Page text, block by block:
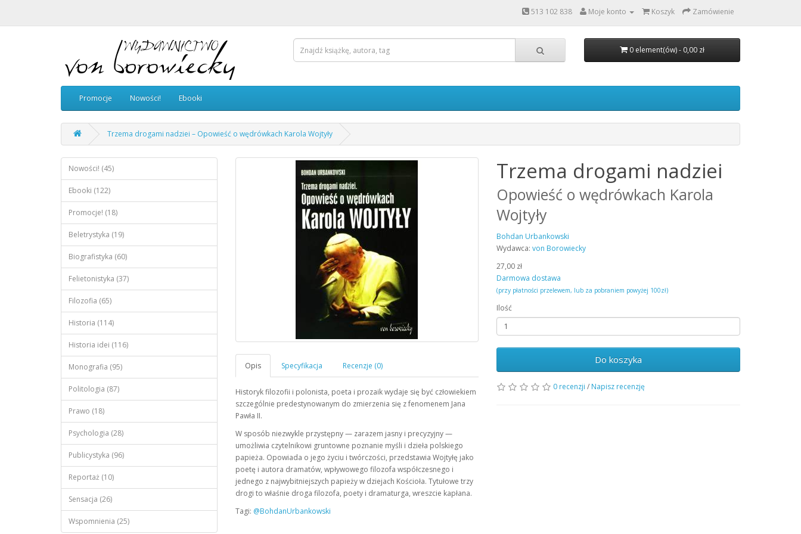
513 102 838 Moje konto Koszyk Zamówienie
0 element(ów) - 0,00 zł
Promocje Nowości! Ebooki
Trzema drogami nadziei – Opowieść o wędrówkach Karola Wojtyły
Nowości! (45)
Ebooki (122)
Promocje! (18)
Beletrystyka (19)
Biografistyka (60)
Felietonistyka (37)
Filozofia (65)
Historia (114)
Historia idei (116)
Monografia (95)
Politologia (87)
Prawo (18)
Psychologia (28)
Publicystyka (96)
Reportaż (10)
Sensacja (26)
Wspomnienia (25)
Historyk filozofii i polonista, poeta i prozaik wydaje się być człowiekiem
szczególnie predestynowanym do zmierzenia się z fenomenem Jana
Pawła II.
W sposób niezwykle przystępny — zarazem jasny i precyzyjny —
umożliwia czytelnikowi gruntowne poznanie myśli i dzieła polskiego
papieża. Opowiada o jego życiu i twórczości, przedstawia Wojtyłę jako
poetę i autora dramatów, wpływowego filozofa współczesnego i
jednego z najwybitniejszych papieży w dziejach Kościoła. Tytułowe trzy
drogi to właśnie droga filozofa, poety i dramaturga, wreszcie kapłana.
Trzema drogami nadziei
Opowieść o wędrówkach Karola
Wojtyły
Bohdan Urbankowski
Wydawca:von Borowiecky
27,00 zł
Darmowa dostawa
(przy płatności przelewem, lub za pobraniem powyżej 100zł)
Ilość
Do koszyka
0 recenzji / Napisz recenzję
Tagi: @BohdanUrbankowski